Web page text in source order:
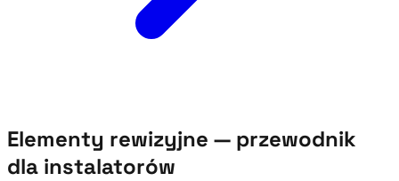
Elementy rewizyjne — przewodnik
dla instalatorów